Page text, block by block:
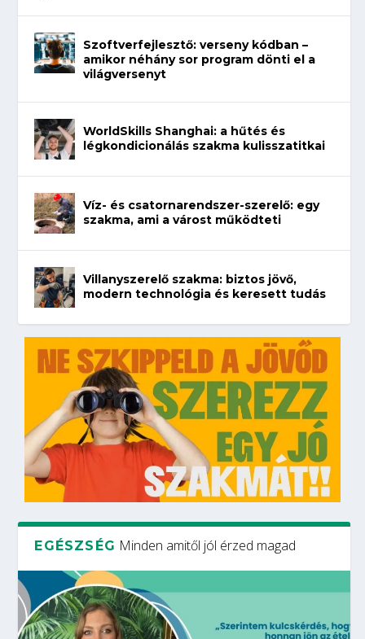
Szoftverfejlesztő: verseny kódban –
amikor néhány sor program dönti el a
világversenyt
WorldSkills Shanghai: a hűtés és
légkondicionálás szakma kulisszatitkai
Víz- és csatornarendszer-szerelő: egy
szakma, ami a várost működteti
Villanyszerelő szakma: biztos jövő,
modern technológia és keresett tudás
EGÉSZSÉG Minden amitől jól érzed magad